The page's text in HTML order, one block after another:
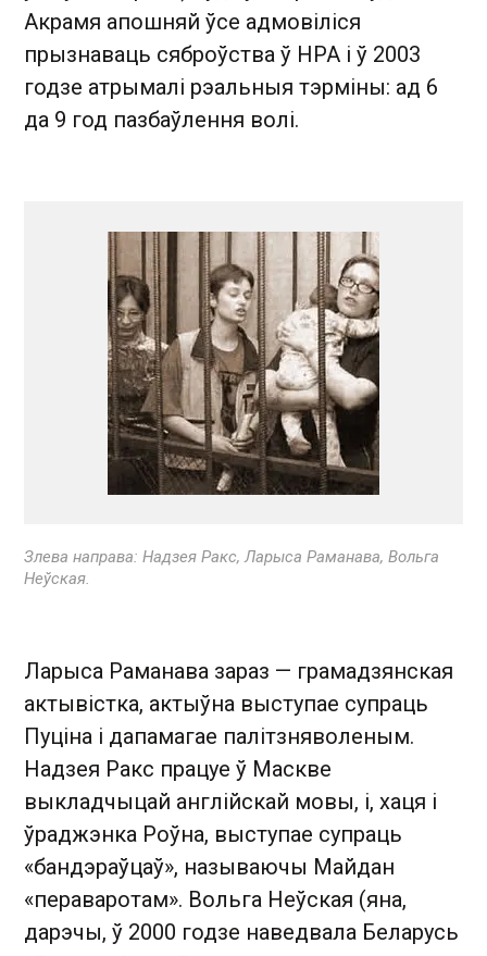
Акрамя апошняй ўсе адмовіліся
прызнаваць сяброўства ў НРА і ў 2003
годзе атрымалі рэальныя тэрміны: ад 6
да 9 год пазбаўлення волі.
Злева направа: Надзея Ракс, Ларыса Раманава, Вольга
Неўская.
Ларыса Раманава зараз — грамадзянская
актывістка, актыўна выступае супраць
Пуціна і дапамагае палітзняволеным.
Надзея Ракс працуе ў Маскве
выкладчыцай англійскай мовы, і, хаця і
ўраджэнка Роўна, выступае супраць
«бандэраўцаў», называючы Майдан
«пераваротам». Вольга Неўская (яна,
дарэчы, ў 2000 годзе наведвала Беларусь